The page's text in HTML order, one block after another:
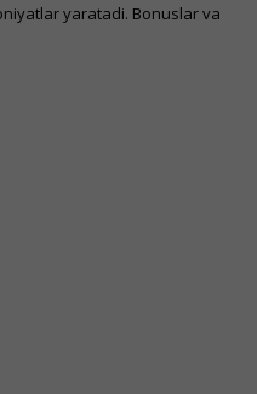
yaratadi. Bonuslar va